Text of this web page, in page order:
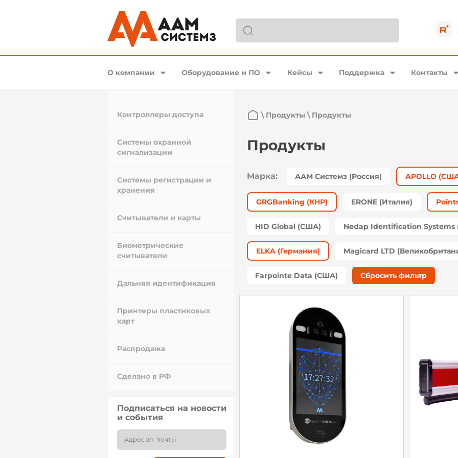
О компании Оборудование и ПО Кейсы Поддержка Контакты
Контроллеры доступа
Системы охранной
сигнализации
Системы регистрации и
хранения
Считыватели и карты
Биометрические
считыватели
Дальняя идентификация
Принтеры пластиковых
карт
Распродажа
Сделано в РФ
Подписаться на новости
и события
\ Продукты \ Продукты
Продукты
Марка: ААМ Системз (Россия) APOLLO
GRGBanking (КНР) ERONE (Италия)
HID Global (США) Nedap Identification
ELKA (Германия) Magicard LTD
Farpointe Data (США) Сбросить фильтр